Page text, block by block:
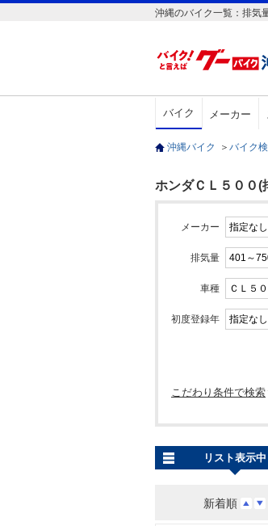
沖縄のバイク一覧：排気
バイク メーカー
沖縄バイク ＞ バイク
ホンダＣＬ５００(
メーカー
排気量
車種
初度登録年
こだわり条件で検索
新着順
リスト表示中